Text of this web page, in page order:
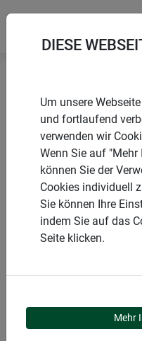
Startseite
Wühlmäuse
Wühlmausfalle BRACKET
PRODUKTE
BRACKET
DIESE
Um unsere
und fortlaufend
verwenden wir
Wenn Sie auf
können Sie der
Cookies individuell
Sie können Ihre
indem Sie auf das
Seite klicken.
Mehr